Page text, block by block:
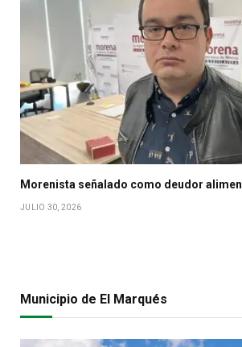
Morenista señalado como deudor
JULIO 30, 2026
Municipio de El Marqués